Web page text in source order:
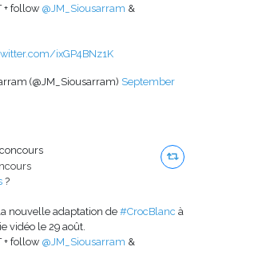
+ follow @JM_Siousarram &
ixGP4BNz1K
(@JM_Siousarram) September
?
nouvelle adaptation de#CrocBlanc à
vidéo le 29 août.
+ follow @JM_Siousarram &